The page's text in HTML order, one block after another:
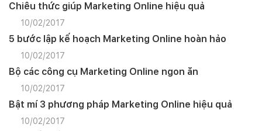
Chiêu thức giúp Marketing Online hiệu quả
10/02/2017
5 bước lập kế hoạch Marketing Online hoàn hảo
10/02/2017
Bộ các công cụ Marketing Online ngon ăn
10/02/2017
Bật mí 3 phương pháp Marketing Online hiệu quả
10/02/2017